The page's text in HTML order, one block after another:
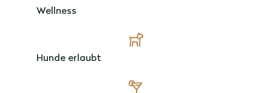
Wellness
Hunde erlaubt